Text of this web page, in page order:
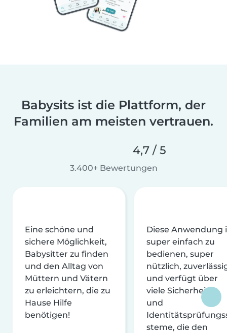
Babysits ist die Plattform, der
Familien am meisten vertrauen.
4,7 / 5
3.400+ Bewertungen
Eine schöne und
sichere Möglichkeit,
Babysitter zu finden
und den Alltag von
Müttern und Vätern
zu erleichtern, die zu
Hause Hilfe
benötigen!
Diese Anwendung
super einfach zu
bedienen, super
nützlich,
und verfügt über
viele Sicherheits-
und
steme, die den